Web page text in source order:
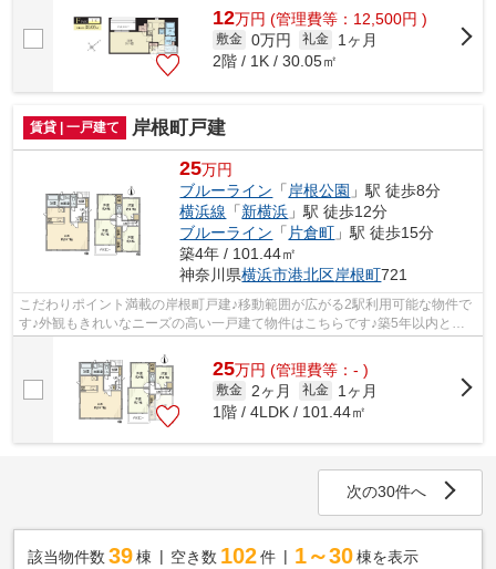
12万円 (管理費等：12,500円 )
敷金 0万円 礼金
1ヶ月
2階 / 1K / 30.05㎡
賃貸 | 一戸建て 岸根町戸建
25万円
ブルーライン 「 岸根公園 」駅 徒歩8分
横浜線 「新横浜 」駅 徒歩12分
ブルーライン 「 片倉町 」駅 徒歩15分
築4年 / 101.44㎡
神奈川県横浜市港北区岸根町721
こだわりポイント満載の岸根町戸建♪移動範囲が広がる2駅利用可能な物件で
す♪外観もきれいなニーズの高い一戸建て物件はこちらです♪築5年以内と築
25万円 (管理費等：- )
敷金 2ヶ月 礼金
1ヶ月
1階 / 4LDK / 101.44㎡
次の30件へ
該当物件数 39棟 空き数 102 件 1～30 棟を表示